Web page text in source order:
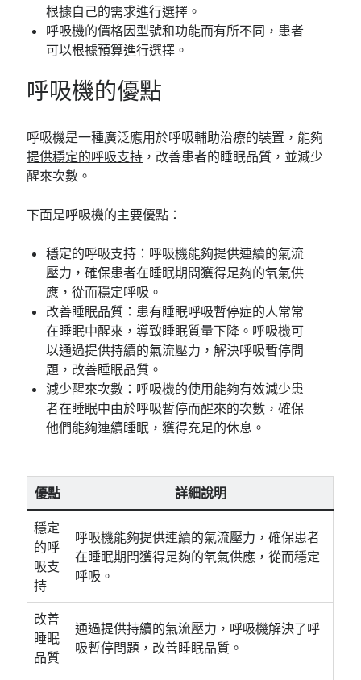
根據自己的需求進行選擇。
呼吸機的價格因型號和功能而有所不同，患者
可以根據預算進行選擇。
呼吸機的優點
呼吸機是一種廣泛應用於呼吸輔助治療的裝置，能夠
提供穩定的呼吸支持 ，改善患者的睡眠品質，並減少
醒來次數。
下面是呼吸機的主要優點：
穩定的呼吸支持：呼吸機能夠提供連續的氣流
壓力，確保患者在睡眠期間獲得足夠的氧氣供
應，從而穩定呼吸。
改善睡眠品質：患有睡眠呼吸暫停症的人常常
在睡眠中醒來，導致睡眠質量下降。呼吸機可
以通過提供持續的氣流壓力，解決呼吸暫停問
題，改善睡眠品質。
減少醒來次數：呼吸機的使用能夠有效減少患
者在睡眠中由於呼吸暫停而醒來的次數，確保
他們能夠連續睡眠，獲得充足的休息。
優點 詳細說明
穩定
的呼
吸支
持
呼吸機能夠提供連續的氣流壓力，確保患者
在睡眠期間獲得足夠的氧氣供應，從而穩定
呼吸。
改善
睡眠
品質
通過提供持續的氣流壓力，呼吸機解決了呼
吸暫停問題，改善睡眠品質。